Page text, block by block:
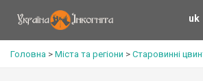
uk
Головна > Міста та регіони > Старовинні